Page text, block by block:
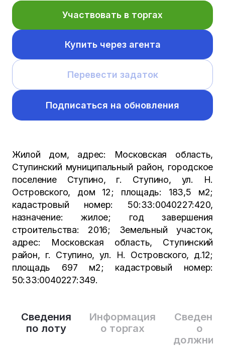
Сведения
по лоту
Информация
о торгах
Сведения
о
Участвовать в торгах
Купить через агента
Перевести задаток
Подписаться на обновления
Жилой дом, адрес: Московская область,
Ступинский муниципальный район, городское
поселение Ступино, г. Ступино, ул. Н.
Островского, дом 12; площадь: 183,5 м2;
кадастровый номер: 50:33:0040227:420,
назначение: жилое; год завершения
строительства: 2016; Земельный участок,
адрес: Московская область, Ступинский
район, г. Ступино, ул. Н. Островского, д.12;
площадь 697 м2; кадастровый номер:
50:33:0040227:349.